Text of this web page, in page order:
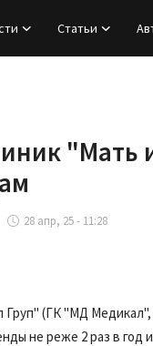
Статьи
"Мать
28 апр, 25 - 11:28
(ГК "МД Медикал",
не реже 2 раз в год